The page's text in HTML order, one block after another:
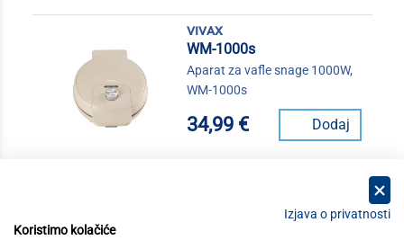
vivax
WM-1000s
Aparat za vafle snage 1000W,
WM-1000s
34,99 € Dodaj
Izjava o privatnosti
Koristimo kolačiće